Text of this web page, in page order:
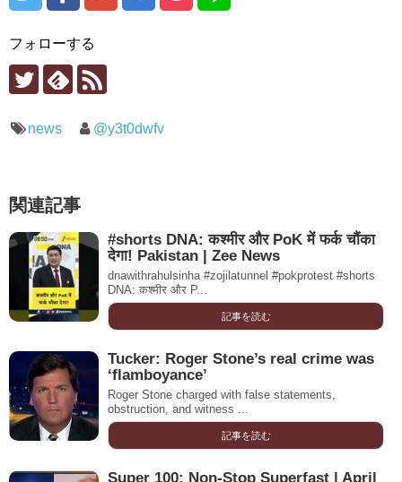
フォローする
news @y3t0dwfv
関連記事
#shorts DNA: कश्मीर और PoK में फर्क चौंका
देगा! Pakistan | Zee News
dnawithrahulsinha #zojilatunnel #pokprotest #shorts
DNA: कश्मीर और P...
記事を読む
Tucker: Roger Stone’s real crime was
‘flamboyance’
Roger Stone charged with false statements,
obstruction, and witness ...
記事を読む
Super 100: Non-Stop Superfast | April